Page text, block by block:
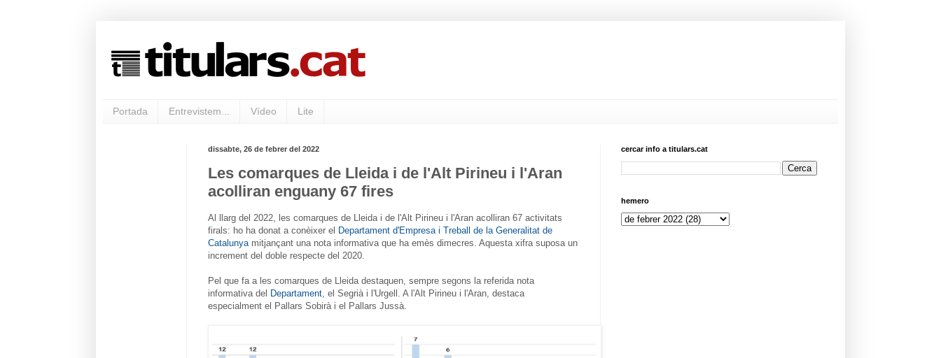
Portada Entrevistem... Vídeo Lite
dissabte, 26 de febrer del 2022
Les comarques de Lleida i de l'Alt Pirineu i l'Aran
acolliran enguany 67 fires
Al llarg del 2022, les comarques de Lleida i de l'Alt Pirineu i l'Aran acolliran 67 activitats
firals: ho ha donat a conèixer el Departament d'Empresa i Treball de la Generalitat de
Catalunyamitjançant una nota informativa que ha emès dimecres. Aquesta xifra suposa un
increment del doble respecte del 2020.
Pel que fa a les comarques de Lleida destaquen, sempre segons la referida nota
informativa del Departament, el Segrià i l'Urgell. A l'Alt Pirineu i l'Aran, destaca
especialment el Pallars Sobirà i el Pallars Jussà.
cercar info a titulars.cat
hemero